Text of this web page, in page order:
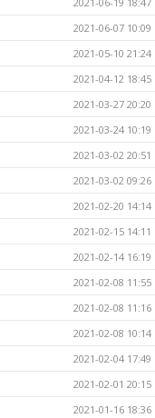
2021-06-07 10:09
2021-05-10 21:24
2021-04-12 18:45
2021-03-27 20:20
2021-03-24 10:19
2021-03-02 20:51
2021-03-02 09:26
2021-02-20 14:14
2021-02-15 14:11
2021-02-14 16:19
2021-02-08 11:55
2021-02-08 11:16
2021-02-08 10:14
2021-02-04 17:49
2021-02-01 20:15
2021-01-16 18:36